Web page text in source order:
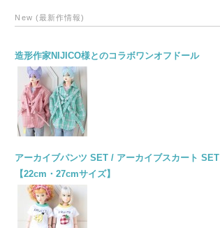
New (最新作情報)
造形作家NIJICO様とのコラボワンオフドール
アーカイブパンツ SET / アーカイブスカート SET
【22cm・27cmサイズ】